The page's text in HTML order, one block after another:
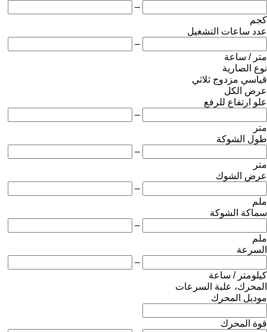
–
كجم
عدد ساعات التشغيل
–
متر / ساعة
نوع الصارية
قياسي مزدوج ثلاثي
عرض الكل
علو ارتفاع للرفع
–
متر
طول الشوكة
–
متر
عرض الشوك
–
ملم
سماكة الشوكة
–
ملم
السرعة
–
كيلومتر / ساعة
المحرك، علبة السرعات
موديل المحرك
قوة المحرك